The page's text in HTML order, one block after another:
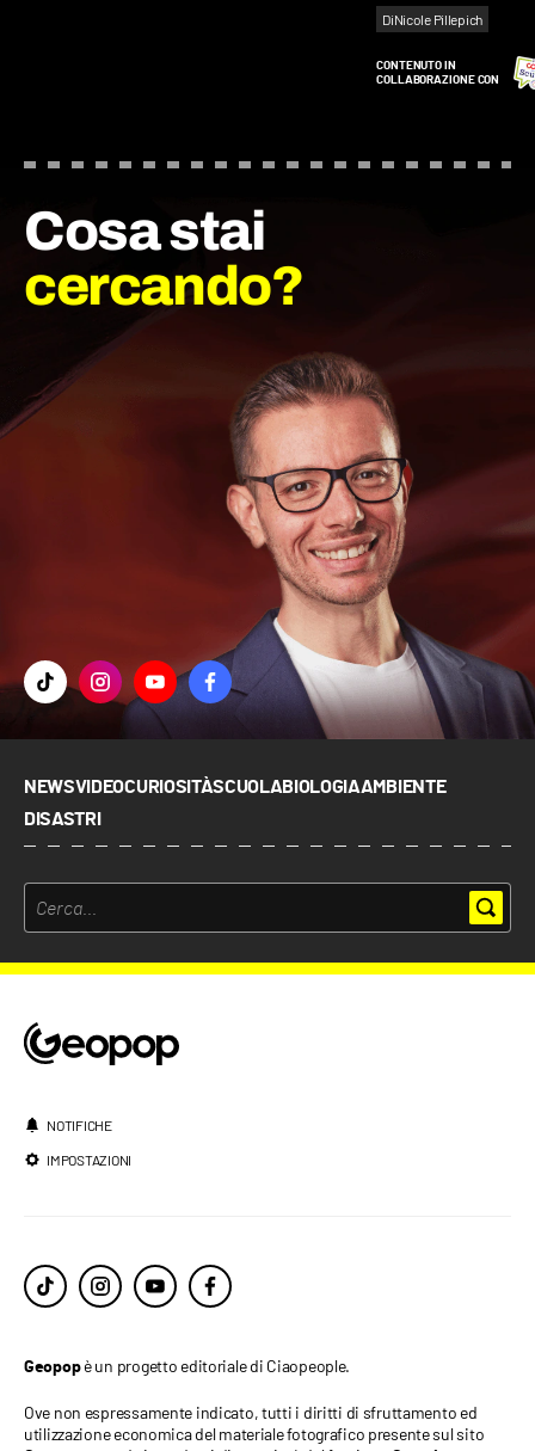
DiNicole Pillepich
CONTENUTO IN
COLLABORAZIONE CON
Cosa stai
cercando?
NEWSVIDEOCURIOSITÀSCUOLABIOLOGIAAMBIENTE
DISASTRI
NOTIFICHE
IMPOSTAZIONI
Geopopè un progetto editoriale di Ciaopeople.
Ove non espressamente indicato, tutti i diritti di sfruttamento ed
utilizzazione economica del materiale fotografico presente sul sito